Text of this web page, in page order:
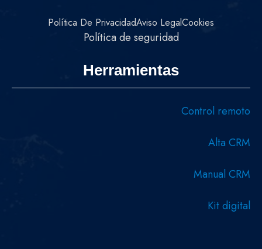
Política De PrivacidadAviso LegalCookies
Política de seguridad
Herramientas
Control remoto
Alta CRM
Manual CRM
Kit digital